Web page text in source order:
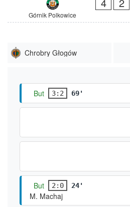
Górnik Polkowice
Chrobry Głogów
But 3:2 69'
But 2:0 24'
M. Machaj